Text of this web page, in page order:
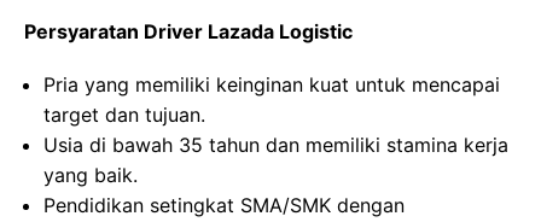
Persyaratan Driver Lazada Logistic
Pria yang memiliki keinginan kuat untuk mencapai
target dan tujuan.
Usia di bawah 35 tahun dan memiliki stamina kerja
yang baik.
Pendidikan setingkat SMA/SMK dengan